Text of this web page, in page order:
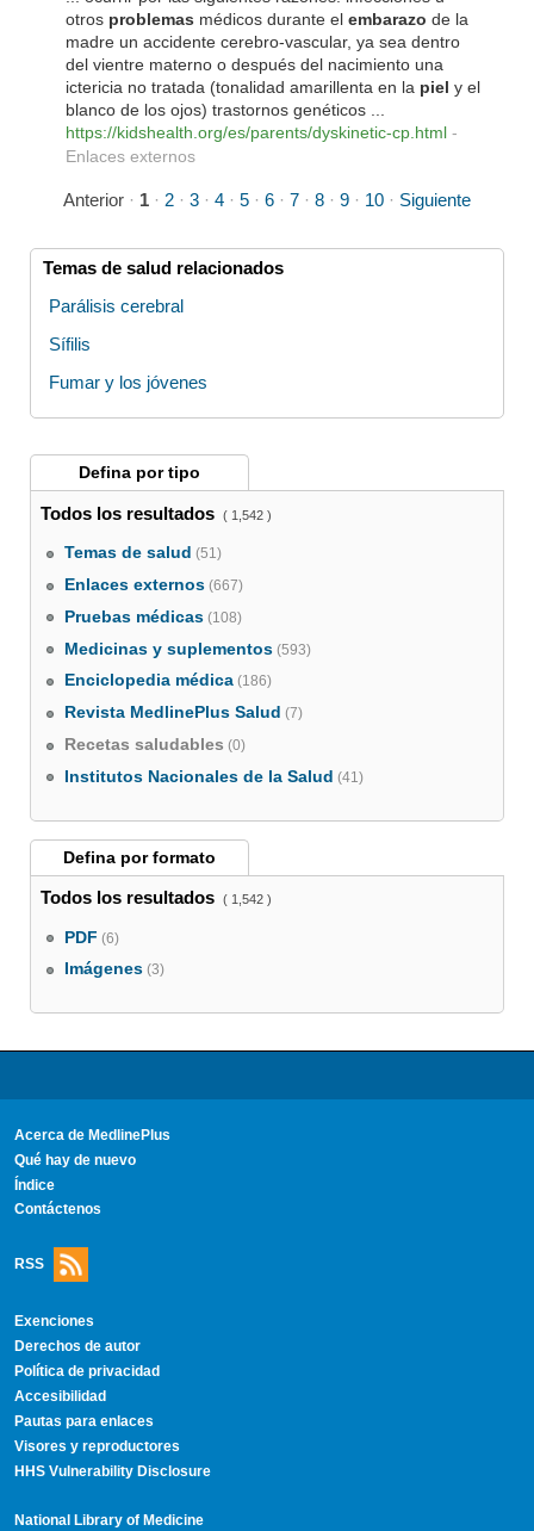
otros problemas médicos durante elembarazo de la
madre un accidente cerebro-vascular, ya sea dentro
del vientre materno o después del nacimiento una
ictericia no tratada (tonalidad amarillenta en la piel y el
blanco de los ojos) trastornos genéticos ...
https://kidshealth.org/es/parents/dyskinetic-cp.html -
Enlaces externos
Anterior · 1 · 2 · 3 · 4 · 5 · 6 · 7 · 8 · 9 · 10 · Siguiente
Temas de salud relacionados
Parálisis cerebral
Sífilis
Fumar y los jóvenes
Defina portipo
Todos los resultados ( 1,542 )
Temas de salud (51)
Enlaces externos (667)
Pruebas médicas (108)
Medicinas y suplementos (593)
Enciclopedia médica (186)
Revista MedlinePlus Salud (7)
Recetas saludables (0)
Institutos Nacionales de la Salud (41)
Defina porformato
Todos los resultados ( 1,542 )
PDF (6)
Imágenes (3)
Acerca de MedlinePlus
Qué hay de nuevo
Índice
Contáctenos
RSS
Exenciones
Derechos de autor
Política de privacidad
Accesibilidad
Pautas para enlaces
Visores y reproductores
HHS Vulnerability Disclosure
National Library of Medicine